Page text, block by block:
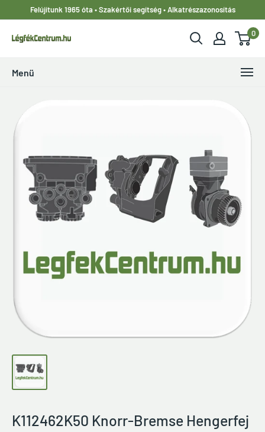
tartalomhoz
Felújítunk 1965 óta • Szakértői segítség • Alkatrészazonosítás
LegfekCentrum.hu
0
Menü
K112462K50 Knorr-Bremse Hengerfej